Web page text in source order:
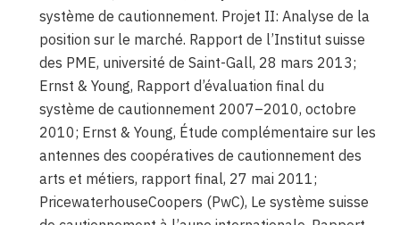
système de cautionnement. Projet II: Analyse de la
position sur le marché. Rapport de l’Institut suisse
des PME, université de Saint-Gall, 28 mars 2013;
Ernst & Young, Rapport d’évaluation final du
système de cautionnement 2007–2010, octobre
2010; Ernst & Young, Étude complémentaire sur les
antennes des coopératives de cautionnement des
arts et métiers, rapport final, 27 mai 2011;
PricewaterhouseCoopers (PwC), Le système suisse